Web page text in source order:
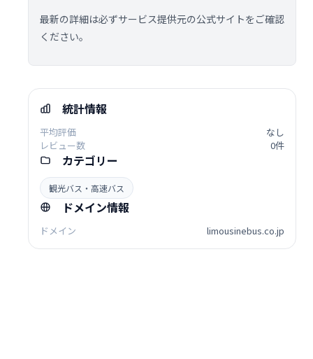
最新の詳細は必ずサービス提供元の公式サイトをご確認
ください。
統計情報
平均評価
なし
レビュー数
0件
カテゴリー
観光バス・高速バス
ドメイン情報
ドメイン limousinebus.co.jp